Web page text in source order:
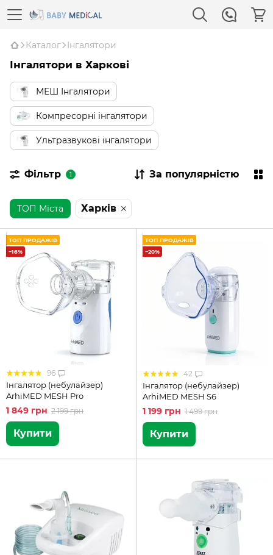
Каталог Інгалятори
Інгалятори в Харкові
МЕШ Інгалятори
Компресорні інгалятори
Ультразвукові інгалятори
Фільтр 1 За популярністю
ТОП Міста Харків
ТОП ПРОДАЖІВ
−16%
96
Інгалятор (небулайзер)
ArhiMED MESH Pro
1 849 грн 2 199 грн
Купити
ТОП ПРОДАЖІВ
−20%
42
Інгалятор (небулайзер)
ArhiMED MESH S6
1 199 грн 1 499 грн
Купити